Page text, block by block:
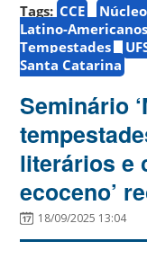
Tags: CCE
Latino-Americanos
Tempestades
Santa Catarina
Seminário
literários e
ecoceno’
18/09/2025 13:04